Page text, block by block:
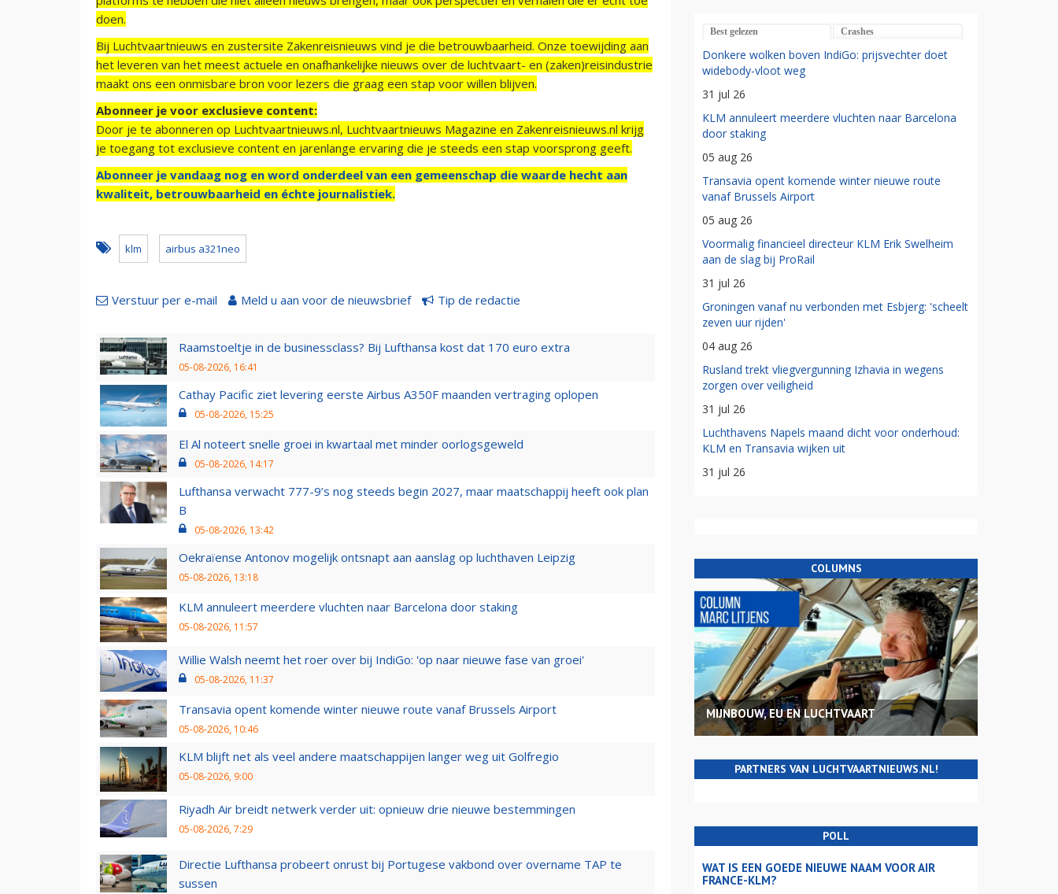
doen.
Bij Luchtvaartnieuws en zustersite Zakenreisnieuws vind je die betrouwbaarheid. Onze toewijding aan
het leveren van het meest actuele en onafhankelijke nieuws over de luchtvaart- en (zaken)reisindustrie
maakt ons een onmisbare bron voor lezers die graag een stap voor willen blijven.
Abonneer je voor exclusieve content:
Door je te abonneren op Luchtvaartnieuws.nl, Luchtvaartnieuws Magazine en Zakenreisnieuws.nl krijg
je toegang tot exclusieve content en jarenlange ervaring die je steeds een stap voorsprong geeft.
Abonneer je vandaag nog en word onderdeel van een gemeenschap die waarde hecht aan
kwaliteit, betrouwbaarheid en échte journalistiek.
klm airbus a321neo
Verstuur per e-mail Meld u aan voor de nieuwsbrief Tip de redactie
Raamstoeltje in de businessclass? Bij Lufthansa kost dat 170 euro extra
05-08-2026, 16:41
Cathay Pacific ziet levering eerste Airbus A350F maanden vertraging oplopen
05-08-2026, 15:25
El Al noteert snelle groei in kwartaal met minder oorlogsgeweld
05-08-2026, 14:17
Lufthansa verwacht 777-9’s nog steeds begin 2027, maar maatschappij heeft ook plan
B
05-08-2026, 13:42
Oekraïense Antonov mogelijk ontsnapt aan aanslag op luchthaven Leipzig
05-08-2026, 13:18
KLM annuleert meerdere vluchten naar Barcelona door staking
05-08-2026, 11:57
Willie Walsh neemt het roer over bij IndiGo: 'op naar nieuwe fase van groei'
05-08-2026, 11:37
Transavia opent komende winter nieuwe route vanaf Brussels Airport
05-08-2026, 10:46
KLM blijft net als veel andere maatschappijen langer weg uit Golfregio
05-08-2026, 9:00
Riyadh Air breidt netwerk verder uit: opnieuw drie nieuwe bestemmingen
05-08-2026, 7:29
Directie Lufthansa probeert onrust bij Portugese vakbond over overname TAP te
sussen
Best gelezen Crashes
Donkere wolken boven IndiGo: prijsvechter doet
widebody-vloot weg
31 jul 26
KLM annuleert meerdere vluchten naar Barcelona
door staking
05 aug 26
Transavia opent komende winter nieuwe route
vanaf Brussels Airport
05 aug 26
Voormalig financieel directeur KLM Erik Swelheim
aan de slag bij ProRail
31 jul 26
Groningen vanaf nu verbonden met Esbjerg: 'scheelt
zeven uur rijden'
04 aug 26
Rusland trekt vliegvergunning Izhavia in wegens
zorgen over veiligheid
31 jul 26
Luchthavens Napels maand dicht voor onderhoud:
KLM en Transavia wijken uit
31 jul 26
COLUMNS
MIJNBOUW, EU EN LUCHTVAART
PARTNERS VAN LUCHTVAARTNIEUWS.NL!
POLL
WAT IS EEN GOEDE NIEUWE NAAM VOOR AIR
FRANCE-KLM?